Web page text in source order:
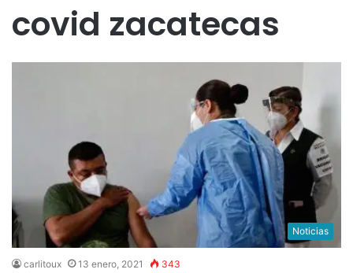
covid zacatecas
Noticias
carlitoux 13 enero, 2021 343